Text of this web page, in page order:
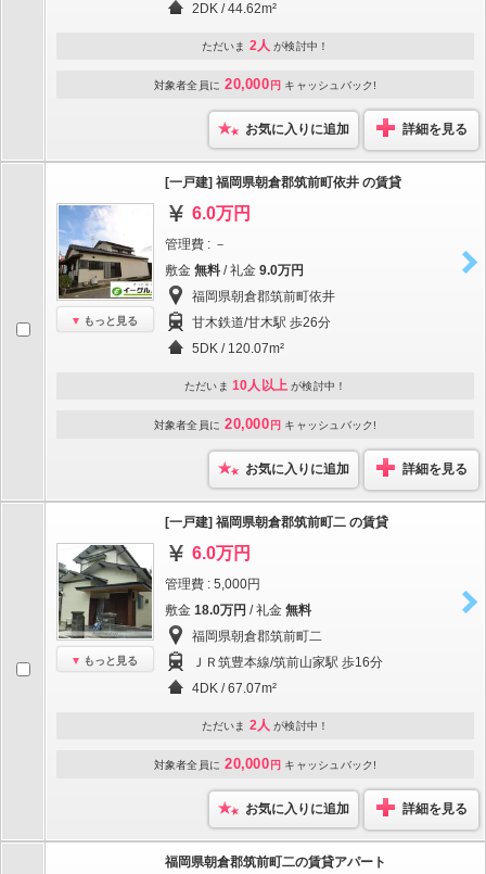
2DK / 44.62m²
ただいま 2人 が検討中！
対象者全員に 20,000 円 キャッシュバック!
お気に入りに追加 詳細を見る
もっと見る
[一戸建] 福岡県朝倉郡筑前町依井 の賃貸
6.0万円
管理費 : －
敷金 無料 / 礼金 9.0万円
福岡県朝倉郡筑前町依井
甘木鉄道/甘木駅 歩26分
5DK / 120.07m²
ただいま 10人以上 が検討中！
対象者全員に 20,000 円 キャッシュバック!
お気に入りに追加 詳細を見る
もっと見る
[一戸建] 福岡県朝倉郡筑前町二 の賃貸
6.0万円
管理費 : 5,000円
敷金 18.0万円 / 礼金 無料
福岡県朝倉郡筑前町二
ＪＲ筑豊本線/筑前山家駅 歩16分
4DK / 67.07m²
ただいま 2人 が検討中！
対象者全員に 20,000 円 キャッシュバック!
お気に入りに追加 詳細を見る
福岡県朝倉郡筑前町二の賃貸アパート